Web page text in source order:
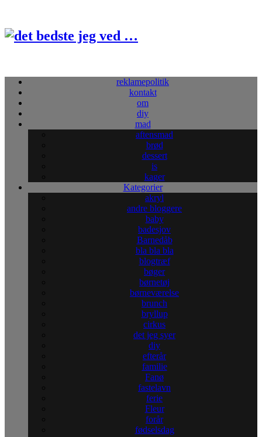
reklamepolitik
kontakt
om
diy
mad
aftensmad
brød
dessert
is
kager
Kategorier
akryl
andre bloggere
baby
badesjov
Barnedåb
bla bla bla
blogtræf
bøger
børnetøj
børneværelse
brunch
bryllup
cirkus
det jeg syer
diy
efterår
familie
Fanø
fastelavn
ferie
Fleur
forår
fødselsdag